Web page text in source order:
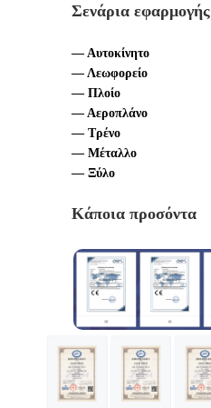
Σενάρια εφαρμογής
— Αυτοκίνητο
— Λεωφορείο
— Πλοίο
— Αεροπλάνο
— Τρένο
— Μέταλλο
— Ξύλο
Κάποια προσόντα